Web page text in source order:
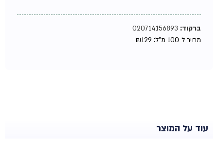
ברקוד:020714156893
מחיר ל-100 מ"ל:
₪129
עוד על המוצר